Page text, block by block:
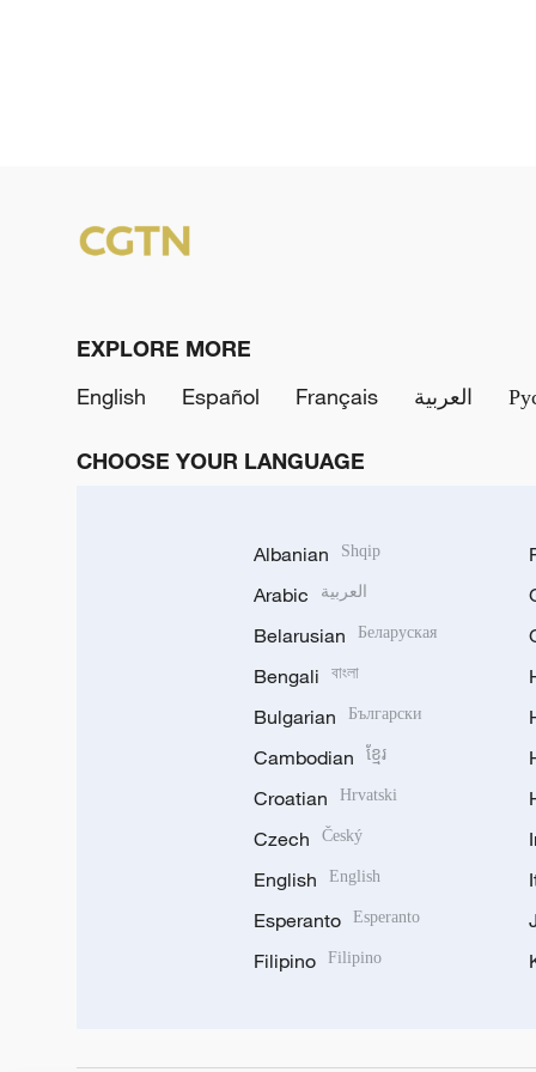
EXPLORE MORE
English
Español Français العربية
CHOOSE YOUR LANGUAGE
Albanian Shqip
Arabic العربية
Belarusian Беларуская
Bengali বাংলা
Bulgarian Български
Cambodian ខ្មែរ
Croatian Hrvatski
Czech Český
English English
Esperanto Esperanto
Filipino Filipino